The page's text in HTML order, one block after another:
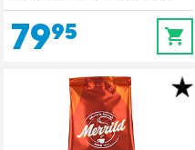
79,95 0